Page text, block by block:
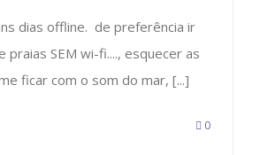
dias offline. de preferência ir
praias SEM wi-fi...., esquecer as
ficar com o som do mar, [...]
0